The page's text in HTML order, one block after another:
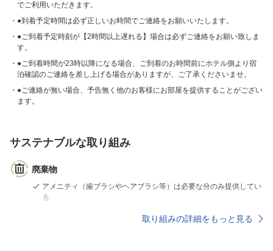
でご利用いただきます。
●到着予定時間は必ず正しいお時間でご連絡をお願いいたします。
●ご到着予定時刻が【2時間以上遅れる】場合は必ずご連絡をお願い致しま
す。
●ご到着時間が23時以降になる場合、ご到着のお時間前にホテル側より宿
泊確認のご連絡を差し上げる場合がありますが、ご了承くださいませ。
●ご連絡が無い場合、予告無く他のお客様にお部屋を提供することがござい
ます。
サステナブルな取り組み
廃棄物
アメニティ（歯ブラシやヘアブラシ等）は必要な分のみ提供してい
る
取り組みの詳細をもっと見る